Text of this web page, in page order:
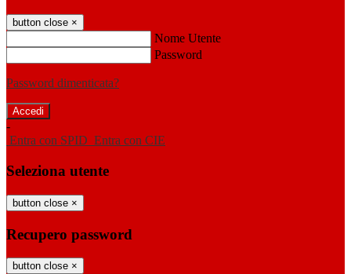
button close ×
Nome Utente
Password
Password dimenticata?
-
Entra con SPID Entra con CIE
Seleziona utente
button close ×
Recupero password
button close ×